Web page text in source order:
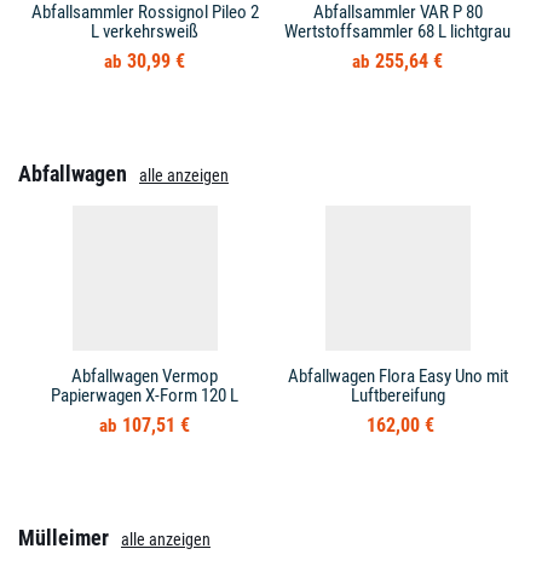
Abfallsammler Rossignol Pileo 2
L verkehrsweiß
30,99 €
Abfallsammler VAR P 80
Wertstoffsammler 68 L lichtgrau
255,64 €
Abfallwagen alle anzeigen
Abfallwagen Vermop
Papierwagen X-Form 120 L
107,51 €
Abfallwagen Flora Easy Uno mit
Luftbereifung
162,00 €
Mülleimer alle anzeigen